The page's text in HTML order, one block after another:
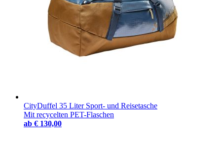
CityDuffel 35 Liter Sport- und Reisetasche
Mit recycelten PET-Flaschen
ab € 130,00